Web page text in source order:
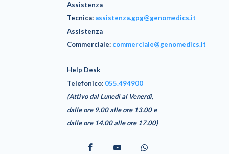
Assistenza
Tecnica: assistenza.gpg@genomedics.it
Assistenza
Commerciale: commerciale@genomedics.it
Help Desk
Telefonico: 055.494900
(Attivo dal Lunedì al Venerdì,
dalle ore 9.00 alle ore 13.00 e
dalle ore 14.00 alle ore 17.00)